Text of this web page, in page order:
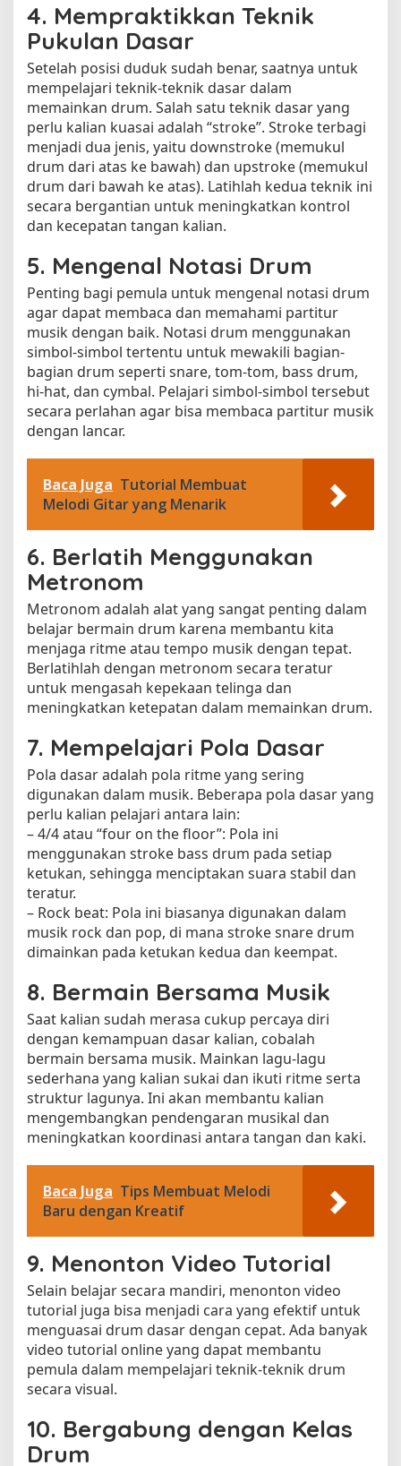
4. Mempraktikkan Teknik
Pukulan Dasar
Setelah posisi duduk sudah benar, saatnya untuk
mempelajari teknik-teknik dasar dalam
memainkan drum. Salah satu teknik dasar yang
perlu kalian kuasai adalah “stroke”. Stroke terbagi
menjadi dua jenis, yaitu downstroke (memukul
drum dari atas ke bawah) dan upstroke (memukul
drum dari bawah ke atas). Latihlah kedua teknik ini
secara bergantian untuk meningkatkan kontrol
dan kecepatan tangan kalian.
5. Mengenal Notasi Drum
Penting bagi pemula untuk mengenal notasi drum
agar dapat membaca dan memahami partitur
musik dengan baik. Notasi drum menggunakan
simbol-simbol tertentu untuk mewakili bagian-
bagian drum seperti snare, tom-tom, bass drum,
hi-hat, dan cymbal. Pelajari simbol-simbol tersebut
secara perlahan agar bisa membaca partitur musik
dengan lancar.
Baca Juga Tutorial Membuat
Melodi Gitar yang Menarik
6. Berlatih Menggunakan
Metronom
Metronom adalah alat yang sangat penting dalam
belajar bermain drum karena membantu kita
menjaga ritme atau tempo musik dengan tepat.
Berlatihlah dengan metronom secara teratur
untuk mengasah kepekaan telinga dan
meningkatkan ketepatan dalam memainkan drum.
7. Mempelajari Pola Dasar
Pola dasar adalah pola ritme yang sering
digunakan dalam musik. Beberapa pola dasar yang
perlu kalian pelajari antara lain:
– 4/4 atau “four on the floor”: Pola ini
menggunakan stroke bass drum pada setiap
ketukan, sehingga menciptakan suara stabil dan
teratur.
– Rock beat: Pola ini biasanya digunakan dalam
musik rock dan pop, di mana stroke snare drum
dimainkan pada ketukan kedua dan keempat.
8. Bermain Bersama Musik
Saat kalian sudah merasa cukup percaya diri
dengan kemampuan dasar kalian, cobalah
bermain bersama musik. Mainkan lagu-lagu
sederhana yang kalian sukai dan ikuti ritme serta
struktur lagunya. Ini akan membantu kalian
mengembangkan pendengaran musikal dan
meningkatkan koordinasi antara tangan dan kaki.
Baca Juga Tips Membuat Melodi
Baru dengan Kreatif
9. Menonton Video Tutorial
Selain belajar secara mandiri, menonton video
tutorial juga bisa menjadi cara yang efektif untuk
menguasai drum dasar dengan cepat. Ada banyak
video tutorial online yang dapat membantu
pemula dalam mempelajari teknik-teknik drum
secara visual.
10. Bergabung dengan Kelas
Drum